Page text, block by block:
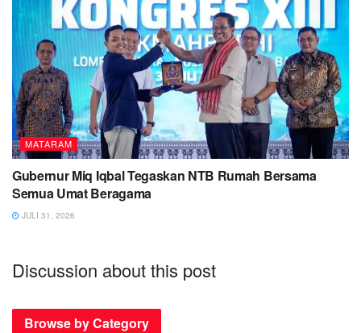
MATARAM
Gubernur Miq Iqbal Tegaskan NTB Rumah Bersama
Semua Umat Beragama
JULI 31, 2026
Discussion about this post
Browse by Category